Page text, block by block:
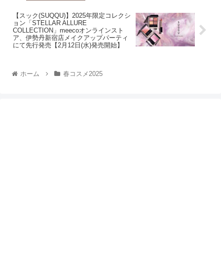
【スック(SUQQU)】2025年限定コレクシ
ョン「STELLAR ALLURE
COLLECTION」meecoオンラインスト
ア、伊勢丹新宿店メイクアップパーティ
にて先行発売【2月12日(水)発売開始】
ホーム 春コスメ2025